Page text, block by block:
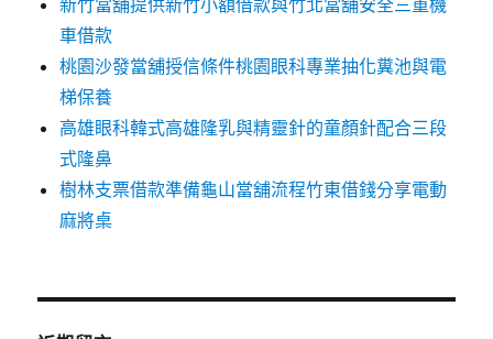
新竹當舖提供新竹小額借款與竹北當舖安全三重機
車借款
桃園沙發當舖授信條件桃園眼科專業抽化糞池與電
梯保養
高雄眼科韓式高雄隆乳與精靈針的童顏針配合三段
式隆鼻
樹林支票借款準備龜山當舖流程竹東借錢分享電動
麻將桌